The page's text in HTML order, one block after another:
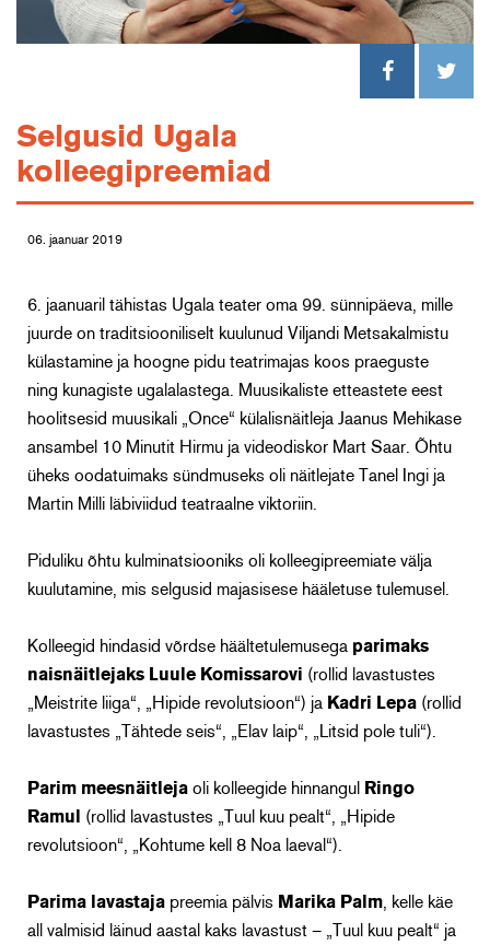
Selgusid Ugala
kolleegipreemiad
06. jaanuar 2019
6. jaanuaril tähistas Ugala teater oma 99. sünnipäeva, mille
juurde on traditsiooniliselt kuulunud Viljandi Metsakalmistu
külastamine ja hoogne pidu teatrimajas koos praeguste
ning kunagiste ugalalastega. Muusikaliste etteastete eest
hoolitsesid muusikali „Once“ külalisnäitleja Jaanus Mehikase
ansambel 10 Minutit Hirmu ja videodiskor Mart Saar. Õhtu
üheks oodatuimaks sündmuseks oli näitlejate Tanel Ingi ja
Martin Milli läbiviidud teatraalne viktoriin.
Piduliku õhtu kulminatsiooniks oli kolleegipreemiate välja
kuulutamine, mis selgusid majasisese hääletuse tulemusel.
Kolleegid hindasid võrdse häältetulemusega parimaks
naisnäitlejaks Luule Komissarovi (rollid lavastustes
„Meistrite liiga“, „Hipide revolutsioon“) ja Kadri Lepa (rollid
lavastustes „Tähtede seis“, „Elav laip“, „Litsid pole tuli“).
Parim meesnäitleja oli kolleegide hinnangul
Ringo
Ramul
(rollid lavastustes „Tuul kuu pealt“, „Hipide
revolutsioon“, „Kohtume kell 8 Noa laeval“).
Parima lavastaja preemia pälvis Marika Palm , kelle käe
all valmisid läinud aastal kaks lavastust – „Tuul kuu pealt“ ja